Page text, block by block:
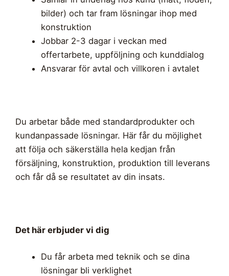
bilder) och tar fram lösningar ihop med
konstruktion
Jobbar 2-3 dagar i veckan med
offertarbete, uppföljning och kunddialog
Ansvarar för avtal och villkoren i avtalet
Du arbetar både med standardprodukter och
kundanpassade lösningar. Här får du möjlighet
att följa och säkerställa hela kedjan från
försäljning, konstruktion, produktion till leverans
och får då se resultatet av din insats.
Det här erbjuder vi dig
Du får arbeta med teknik och se dina
lösningar bli verklighet